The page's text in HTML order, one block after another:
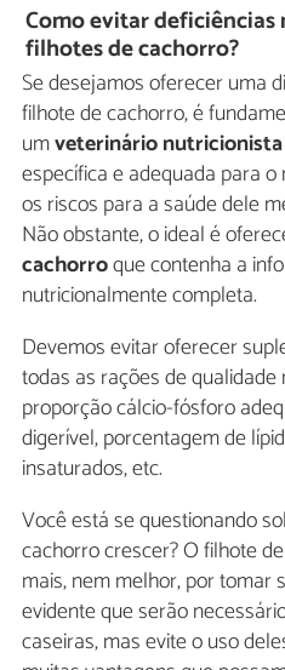
Como evitar
filhotes de cachorro?
Se desejamos oferecer uma
filhote de cachorro, é
umveterinário nutricionista
específica e adequada para
os riscos para a saúde dele
Não obstante, o ideal é
cachorroque contenha a
nutricionalmente completa.
Devemos evitar oferecer
todas as rações de
proporção cálcio-fósforo
digerível, porcentagem de
insaturados, etc.
Você está se questionando
cachorro crescer? O filhote
mais, nem melhor, por tomar
evidente que serão
caseiras, mas evite o uso